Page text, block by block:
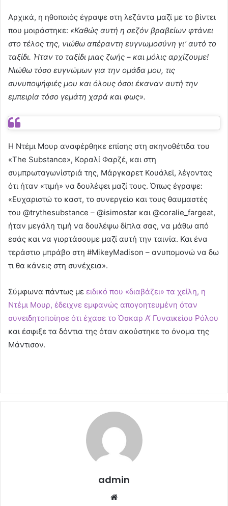
Αρχικά, η ηθοποιός έγραψε στη λεζάντα μαζί με το βίντει
που μοιράστηκε: «Καθώς αυτή η σεζόν βραβείων φτάνει
στο τέλος της, νιώθω απέραντη ευγνωμοσύνη γι’ αυτό το
ταξίδι. Ήταν το ταξίδι μιας ζωής – και μόλις αρχίζουμε!
Νιώθω τόσο ευγνώμων για την ομάδα μου, τις
συνυποψήφιές μου και όλους όσοι έκαναν αυτή την
εμπειρία τόσο γεμάτη χαρά και φως».
Η Ντέμι Μουρ αναφέρθηκε επίσης στη σκηνοθέτιδα του
«The Substance», Κοραλί Φαρζέ, και στη
συμπρωταγωνίστριά της, Μάργκαρετ Κουάλεϊ, λέγοντας
ότι ήταν «τιμή» να δουλέψει μαζί τους. Όπως έγραψε:
«Ευχαριστώ το καστ, το συνεργείο και τους θαυμαστές
του @trythesubstance – @isimostar και @coralie_fargeat,
ήταν μεγάλη τιμή να δουλέψω δίπλα σας, να μάθω από
εσάς και να γιορτάσουμε μαζί αυτή την ταινία. Και ένα
τεράστιο μπράβο στη #MikeyMadison – ανυπομονώ να δω
τι θα κάνεις στη συνέχεια».
Σύμφωνα πάντως με ειδικό που «διαβάζει» τα χείλη, η
Ντέμι Μουρ, έδειχνε εμφανώς απογοητευμένη όταν
συνειδητοποίησε ότι έχασε το Όσκαρ Α’ Γυναικείου Ρόλου
και έσφιξε τα δόντια της όταν ακούστηκε το όνομα της
Μάντισον.
admin